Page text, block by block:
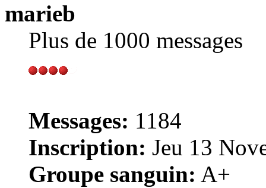
marieb
Plus de 1000 messages
Messages: 1184
Inscription: Jeu 13
Groupe sanguin: A+